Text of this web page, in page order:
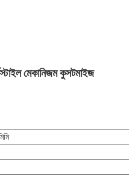
মেকানিজম কুসটমাইজ